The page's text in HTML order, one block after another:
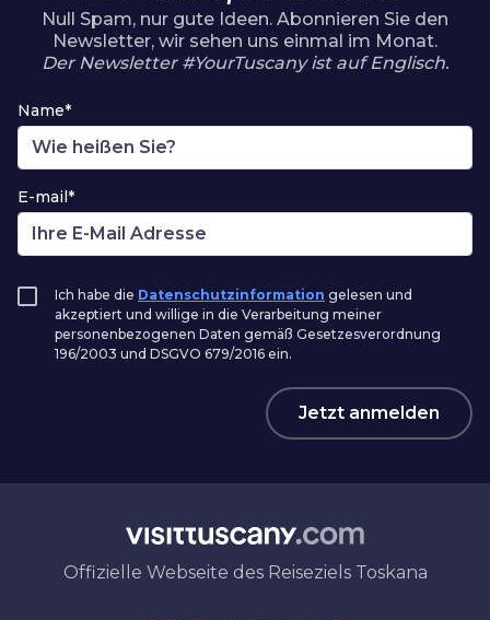
Null Spam, nur gute Ideen. Abonnieren Sie den
Newsletter, wir sehen uns einmal im Monat.
Der Newsletter #YourTuscany ist auf Englisch.
Name*
E-mail*
Ich habe die Datenschutzinformation gelesen und
akzeptiert und willige in die Verarbeitung meiner
personenbezogenen Daten gemäß Gesetzesverordnung
196/2003 und DSGVO 679/2016 ein.
Jetzt anmelden
Offizielle Webseite des Reiseziels Toskana